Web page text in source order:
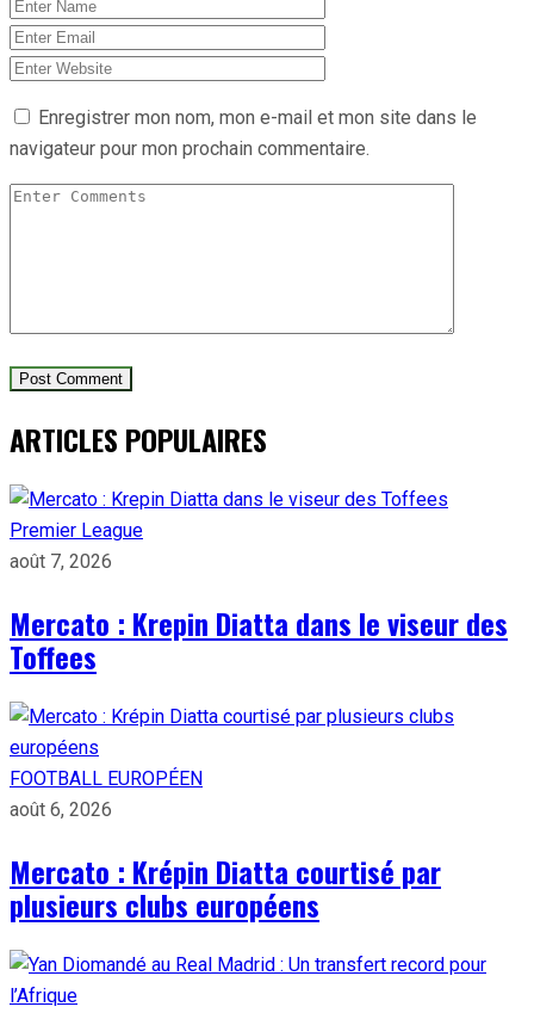
Enregistrer mon nom, mon e-mail et mon site dans le
navigateur pour mon prochain commentaire.
ARTICLES POPULAIRES
Premier League
août 7, 2026
Mercato : Krepin Diatta dans le viseur des
Toffees
FOOTBALL EUROPÉEN
août 6, 2026
Mercato : Krépin Diatta courtisé par
plusieurs clubs européens